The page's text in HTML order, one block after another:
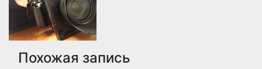
Похожая запись